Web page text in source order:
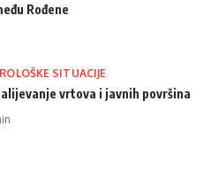
Rođene
SITUACIJE
vrtova i javnih površina